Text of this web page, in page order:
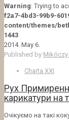
Warning: Trying to
f2a7-4bd3-99b9-
content/themes/
1443
2014. May 6.
Published by Mikóczy
Charta XXI
Рух
карикатури на
Очікуємо на такі